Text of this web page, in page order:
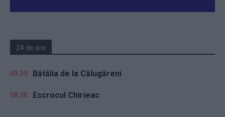
24 de ore
09.39 Bătălia de la Călugăreni
08.38 Escrocul Chirieac